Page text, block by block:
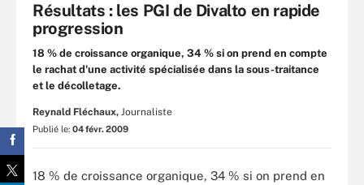
Résultats : les PGI de Divalto en rapide
progression
18 % de croissance organique, 34 % si on prend en compte
le rachat d'une activité spécialisée dans la sous-traitance
et le décolletage.
Reynald Fléchaux, Journaliste
Publié le: 04 févr. 2009
18 % de croissance organique, 34 % si on prend en